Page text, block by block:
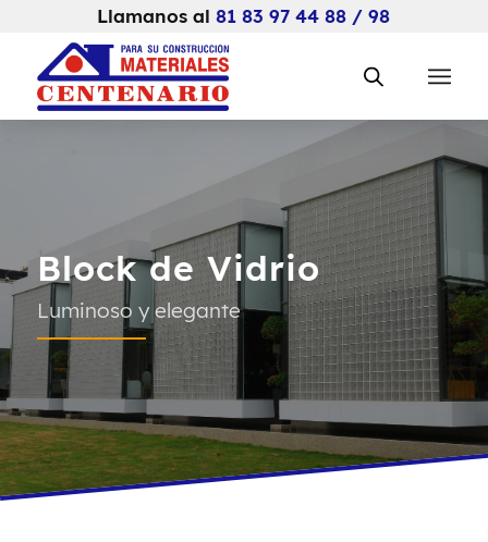
Llamanos al81 83 97 44 88 / 98
Block de Vidrio
Luminoso y elegante